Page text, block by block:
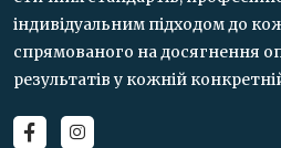
індивідуальним підходом до
спрямованого на досягнення
результатів у кожній